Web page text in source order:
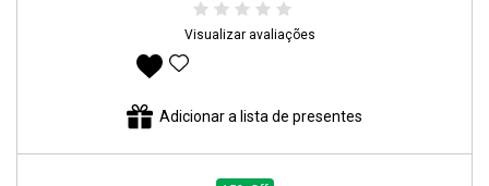
Visualizar avaliações
Adicionar a lista de presentes